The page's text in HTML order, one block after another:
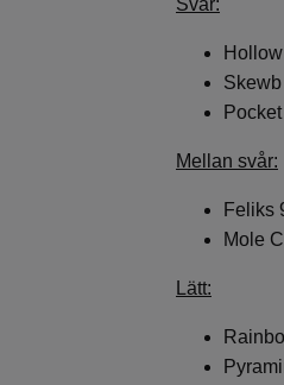
Svår:
Mellan svår:
Feliks
Mole
Lätt: